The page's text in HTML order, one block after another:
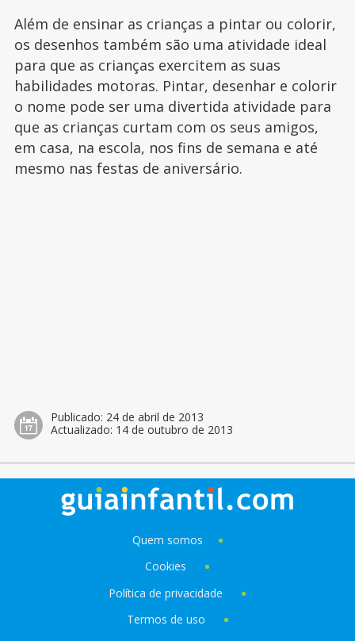
Além de ensinar as crianças a pintar ou colorir,
os desenhos também são uma atividade ideal
para que as crianças exercitem as suas
habilidades motoras. Pintar, desenhar e colorir
o nome pode ser uma divertida atividade para
que as crianças curtam com os seus amigos,
em casa, na escola, nos fins de semana e até
mesmo nas festas de aniversário.
Publicado: 24 de abril de 2013
Actualizado: 14 de outubro de 2013
Quem somos
Cookies
Política de privacidade
Termos de uso